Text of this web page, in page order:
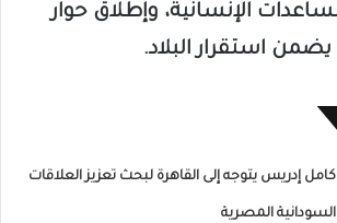
الإنسانية، وإطلاق حوار
استقرار البلاد.
كامل إدريس يتوجه إلى القاهرة لبحث تعزيز العلاقات
السودانية المصرية